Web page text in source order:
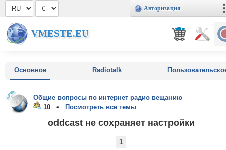
Авторизация
VMESTE.EU
Основное Radiotalk
Общие вопросы по интернет радио вещанию
10 •
Посмотреть все темы
oddcast не сохраняет настройки
1